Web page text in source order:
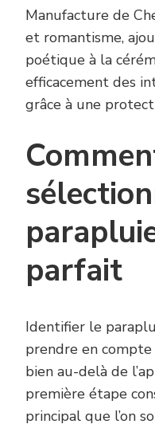
Manufacture de
et romantisme,
poétique à la
efficacement des
grâce à une
parfait
Identifier le
prendre en
bien au-delà de
première étape
principal que l’on